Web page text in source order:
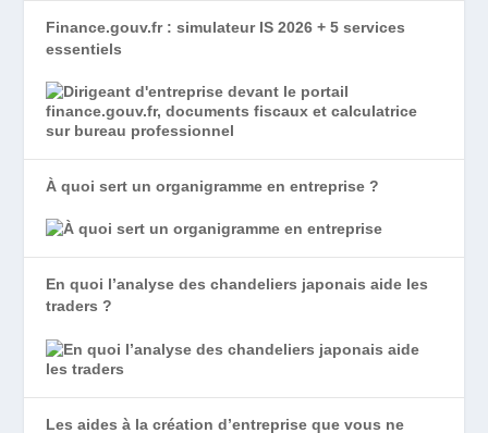
Finance.gouv.fr : simulateur IS 2026 + 5 services
essentiels
À quoi sert un organigramme en entreprise ?
En quoi l’analyse des chandeliers japonais aide les
traders ?
Les aides à la création d’entreprise que vous ne